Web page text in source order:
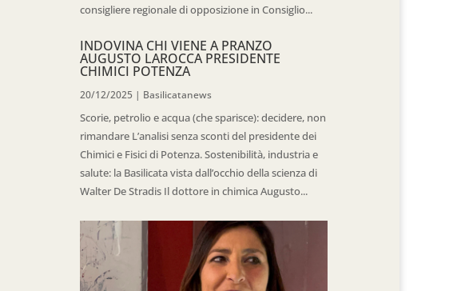
consigliere regionale di opposizione in Consiglio...
INDOVINA CHI VIENE A PRANZO
AUGUSTO LAROCCA PRESIDENTE
CHIMICI POTENZA
20/12/2025 | Basilicatanews
Scorie, petrolio e acqua (che sparisce): decidere, non
rimandare L’analisi senza sconti del presidente dei
Chimici e Fisici di Potenza. Sostenibilità, industria e
salute: la Basilicata vista dall’occhio della scienza di
Walter De Stradis Il dottore in chimica Augusto...